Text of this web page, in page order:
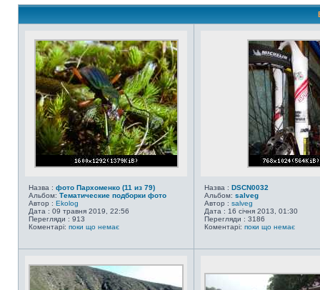
Назва : фото Пархоменко (11 из 79)
Альбом: Тематические подборки фото
Автор : Ekolog
Дата : 09 травня 2019, 22:56
Перегляди : 913
Коментарі: поки що немає
Назва : DSCN0032
Альбом: salveg
Автор : salveg
Дата : 16 січня 2013, 01:30
Перегляди : 3186
Коментарі: поки що немає